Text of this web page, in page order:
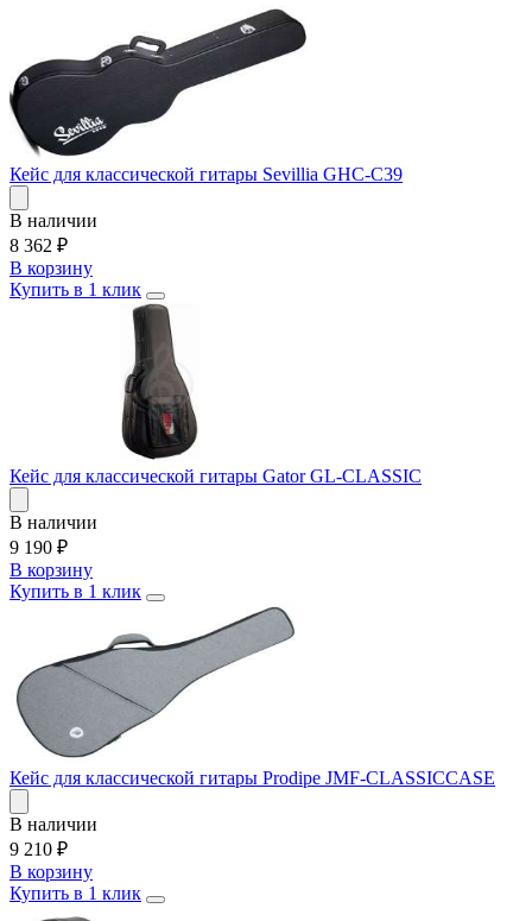
Кейс для классической гитары Sevillia GHC-C39
В наличии
8 362 ₽
В корзину
Купить в 1 клик
Кейс для классической гитары Gator GL-CLASSIC
В наличии
9 190 ₽
В корзину
Купить в 1 клик
Кейс для классической гитары Prodipe JMF-CLASSICCASE
В наличии
9 210 ₽
В корзину
Купить в 1 клик